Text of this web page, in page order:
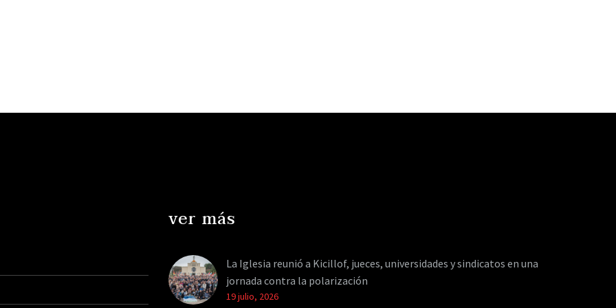
ver más
La Iglesia reunió a Kicillof, jueces, universidades y sindicatos en una
jornada contra la polarización
19 julio, 2026